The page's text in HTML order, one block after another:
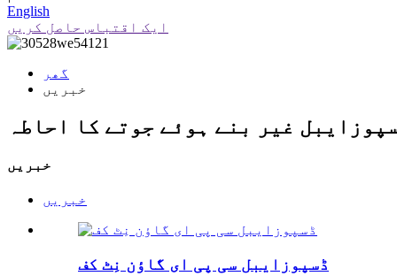
English
ایک اقتباس حاصل کریں
گھر
خبریں
غیر بنے ہوئے جوتے کا احاطہ
خبریں
خبریں
ڈسپوزایبل سی پی ای گاؤن نِٹ کف